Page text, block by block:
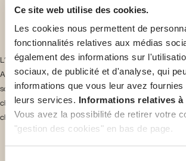
Ce site web utilise des cookies.
Les cookies nous permettent de
fonctionnalités relatives aux médias
également des informations sur
sociaux, de publicité et d'analyse, qui
informations que vous leur avez
leurs services. Informations relatives
Vous avez la possibilité de retirer votre
"gestion des cookies" en bas de page.
Spire Manchester Hospital
L’un des seuls bémols du système de santé à
Angleterre en général, reste les délais d’attente
souvent longs, voire très longs. Certains soins ne
charge. C’est pourquoi souscrire à une assurance
chose très courante.